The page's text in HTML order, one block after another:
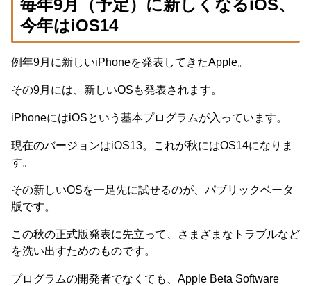
毎年9月（予定）に新しくなるiOS、
今年はiOS14
例年9月に新しいiPhoneを発表してきたApple。
その9月には、新しいOSも発表されます。
iPhoneにはiOSという基本プログラムが入っています。
現在のバージョンはiOS13。これが秋にはOS14になりま
す。
その新しいOSを一足先に試せるのが、パブリックベータ
版です。
この秋の正式版発表に先立って、さまざまなトラブルなど
を洗い出すためのものです。
プログラムの開発者でなくても、Apple Beta Software